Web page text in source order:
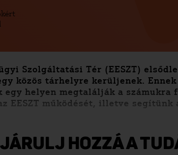
Szolgáltatási Tér (EESZT)
közös tárhelyre kerüljenek.
egy helyen megtalálják a
EESZT működését, illetve segítünk
JÁRULJ HOZZÁ A